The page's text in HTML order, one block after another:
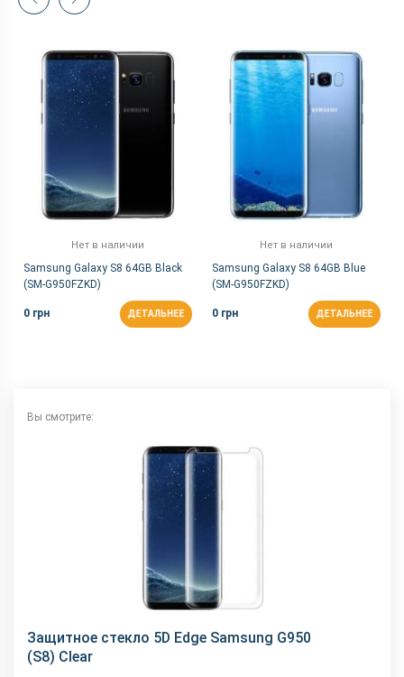
Нет в наличии
Samsung Galaxy S8 64GB Black
(SM-G950FZKD)
0 грн ДЕТАЛЬНЕЕ
Нет в наличии
Samsung Galaxy S8 64GB Blue
(SM-G950FZKD)
0 грн ДЕТАЛЬНЕЕ
Вы смотрите:
Защитное стекло 5D Edge Samsung G950
(S8) Clear